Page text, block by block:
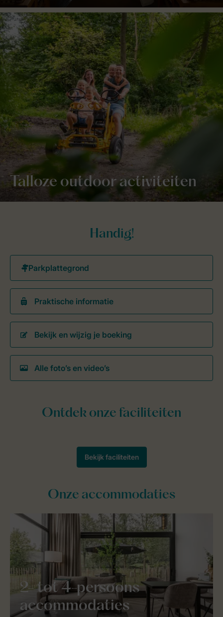
Talloze outdoor activiteiten
Handig!
Praktische informatie
Bekijk en wijzig je boeking
Alle foto’s en video’s
Onze accommodaties
2- tot 4-persoons
accommodaties